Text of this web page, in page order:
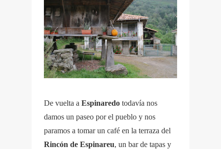
De vuelta a Espinaredo todavía nos
damos un paseo por el pueblo y nos
paramos a tomar un café en la terraza del
Rincón de Espinareu, un bar de tapas y